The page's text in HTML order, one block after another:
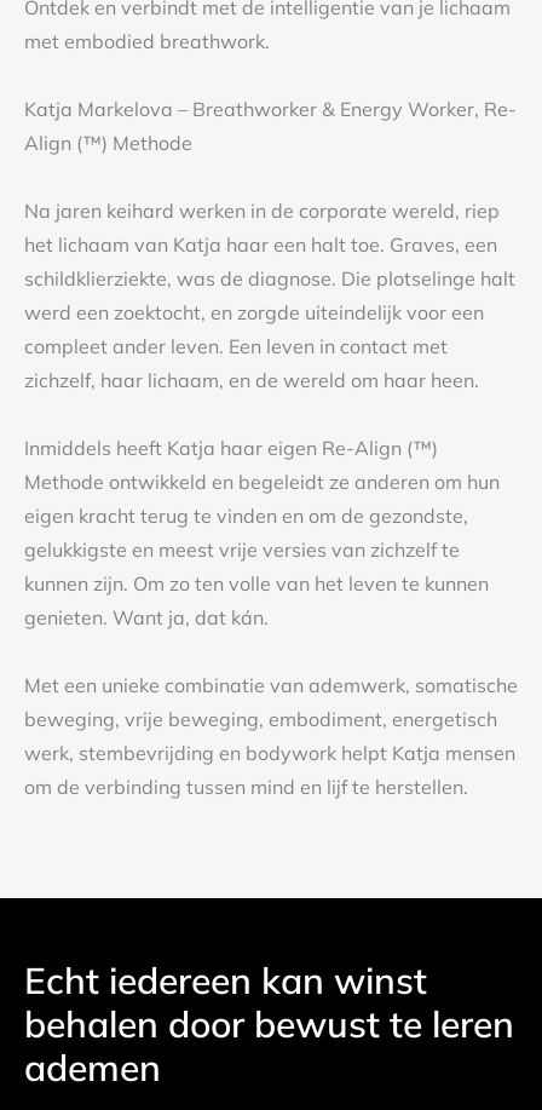
Ontdek en verbindt met de intelligentie van je lichaam
met embodied breathwork.
Katja Markelova – Breathworker & Energy Worker, Re-
Align (™) Methode
Na jaren keihard werken in de corporate wereld, riep
het lichaam van Katja haar een halt toe. Graves, een
schildklierziekte, was de diagnose. Die plotselinge halt
werd een zoektocht, en zorgde uiteindelijk voor een
compleet ander leven. Een leven in contact met
zichzelf, haar lichaam, en de wereld om haar heen.
Inmiddels heeft Katja haar eigen Re-Align (™)
Methode ontwikkeld en begeleidt ze anderen om hun
eigen kracht terug te vinden en om de gezondste,
gelukkigste en meest vrije versies van zichzelf te
kunnen zijn. Om zo ten volle van het leven te kunnen
genieten. Want ja, dat kán.
Met een unieke combinatie van ademwerk, somatische
beweging, vrije beweging, embodiment, energetisch
werk, stembevrijding en bodywork helpt Katja mensen
om de verbinding tussen mind en lijf te herstellen.
Echt iedereen kan winst
behalen door bewust te leren
ademen